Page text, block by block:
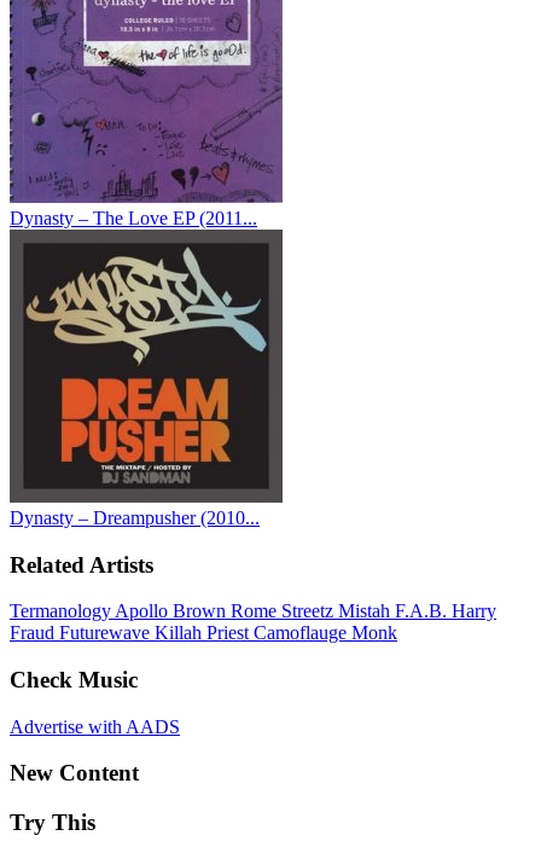
Dynasty – The Love EP (2011...
Dynasty – Dreampusher (2010...
Related Artists
Termanology Apollo Brown Rome Streetz Mistah F.A.B. Harry
Fraud Futurewave Killah Priest Camoflauge Monk
Check Music
Advertise with AADS
New Content
Try This